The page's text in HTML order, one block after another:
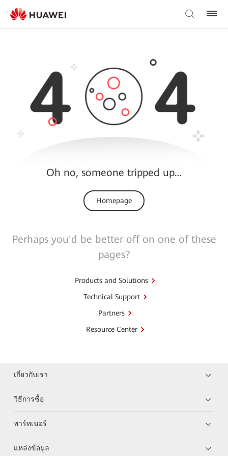
Oh no, someone tripped up…
Homepage
Perhaps you'd be better off on one of these
pages?
Products and Solutions
Technical Support
Partners
Resource Center
เกี่ยวกับเรา
วิธีการซื้อ
พาร์ทเนอร์
แหล่งข้อมูล